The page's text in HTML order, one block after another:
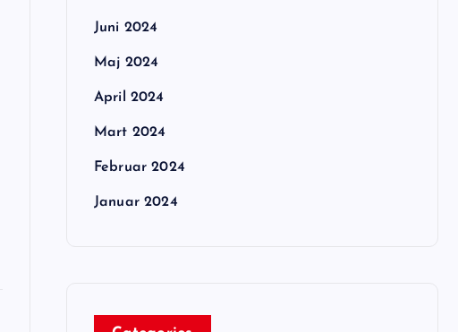
Juni 2024
Maj 2024
April 2024
Mart 2024
Februar 2024
Januar 2024